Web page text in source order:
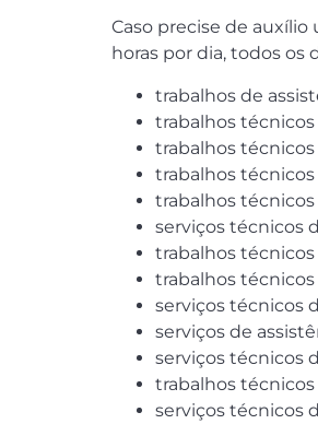
Caso precise de
horas por dia, todos os
trabalhos de
trabalhos técnicos
trabalhos técnicos
trabalhos técnicos
trabalhos técnicos
serviços técnicos
trabalhos técnicos
trabalhos técnicos
serviços técnicos
serviços de
serviços técnicos
trabalhos técnicos
serviços técnicos